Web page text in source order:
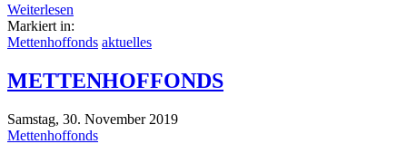
Weiterlesen
Markiert in:
Mettenhoffonds aktuelles
METTENHOFFONDS
Samstag, 30. November 2019
Mettenhoffonds